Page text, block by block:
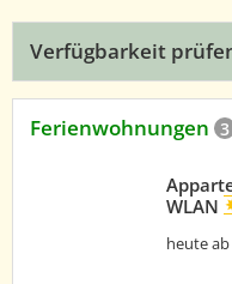
Verfügbarkeit
Ferienwohnungen 3
WLAN
heute ab